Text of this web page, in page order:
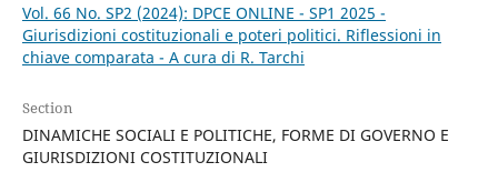
Vol. 66 No. SP2 (2024): DPCE ONLINE - SP1 2025 -
Giurisdizioni costituzionali e poteri politici. Riflessioni in
chiave comparata - A cura di R. Tarchi
Section
DINAMICHE SOCIALI E POLITICHE, FORME DI GOVERNO E
GIURISDIZIONI COSTITUZIONALI